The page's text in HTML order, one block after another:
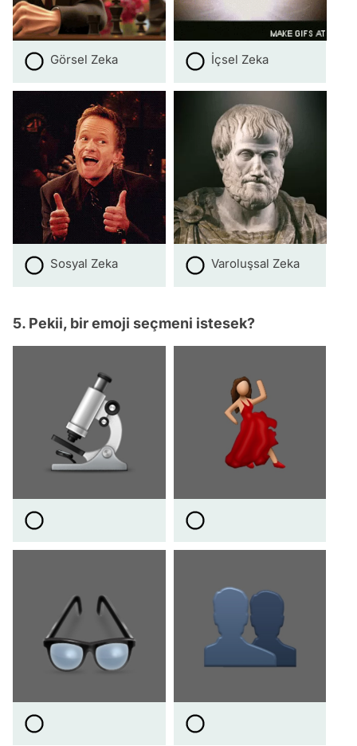
Görsel Zeka İçsel Zeka
Sosyal Zeka Varoluşsal Zeka
5. Pekii, bir emoji seçmeni istesek?